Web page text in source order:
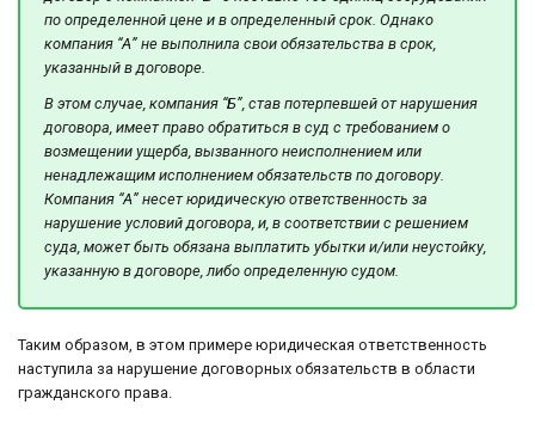
по определенной цене и в определенный срок. Однако
компания “А” не выполнила свои обязательства в срок,
указанный в договоре.
В этом случае, компания “Б”, став потерпевшей от нарушения
договора, имеет право обратиться в суд с требованием о
возмещении ущерба, вызванного неисполнением или
ненадлежащим исполнением обязательств по договору.
Компания “А” несет юридическую ответственность за
нарушение условий договора, и, в соответствии с решением
суда, может быть обязана выплатить убытки и/или неустойку,
указанную в договоре, либо определенную судом.
Таким образом, в этом примере юридическая ответственность
наступила за нарушение договорных обязательств в области
гражданского права.